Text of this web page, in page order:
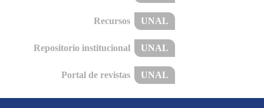
Recursos UNAL
Repositorio institucional UNAL
Portal de revistas UNAL